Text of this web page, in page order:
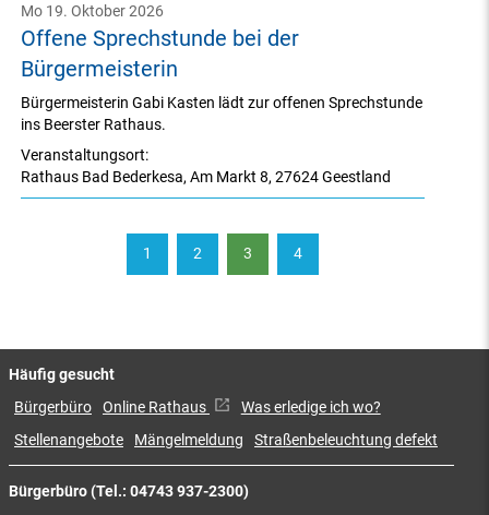
Offene Sprechstunde bei der
Bürgermeisterin
Mo 19. Oktober 2026
Veranstaltungsort:
Rathaus Bad Bederkesa,Am Markt 8,27624 Geestland
Bürgermeisterin Gabi Kasten lädt zur offenen Sprechstunde
ins Beerster Rathaus.
1 2 3 4
Bürgerbüro (Tel.: 04743 937-2300)
Häufig gesucht
Bürgerbüro Online Rathaus
Was erledige ich wo?
Stellenangebote
Mängelmeldung Straßenbeleuchtung defekt